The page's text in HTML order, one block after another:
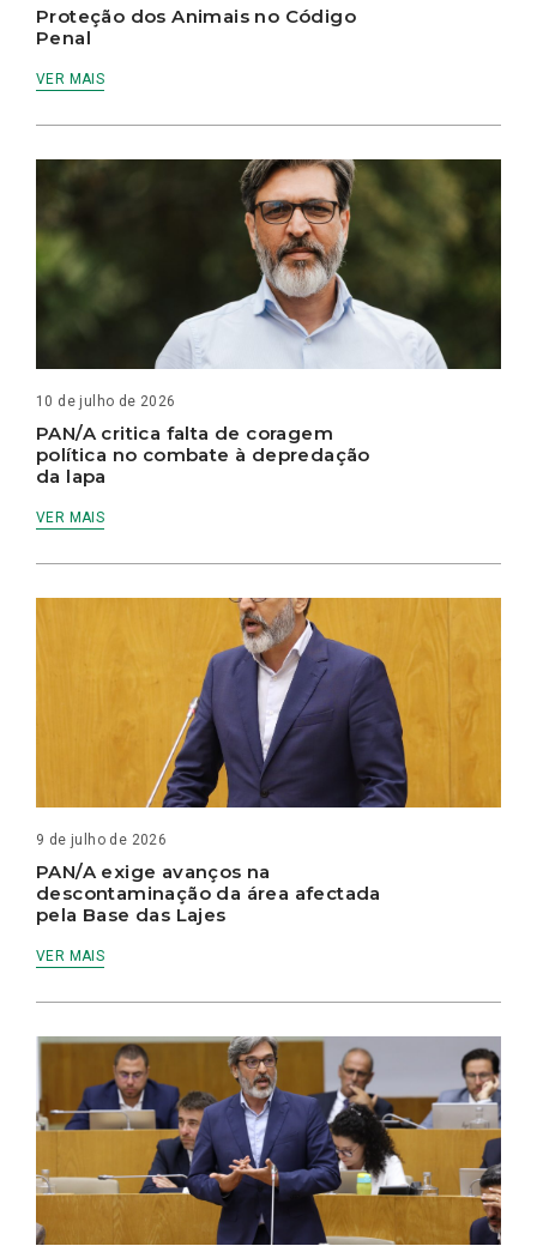
Proteção dos Animais no Código
Penal
VER MAIS
10 de julho de 2026
PAN/A critica falta de coragem
política no combate à depredação
da lapa
VER MAIS
9 de julho de 2026
PAN/A exige avanços na
descontaminação da área afectada
pela Base das Lajes
VER MAIS